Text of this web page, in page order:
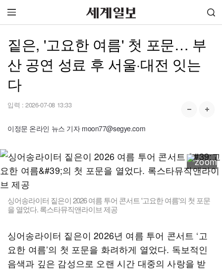
짙은, '고요한 여름' 첫 포문… 부
산 공연 성료 후 서울·대전 잇는
다
입력 : 2026-07-08 13:33
이정문 온라인 뉴스 기자 moon77@segye.com
싱어송라이터 짙은이 2026 여름 투어 콘서트 '고요한 여름'의 첫 포문
을 열었다. 록스타뮤직앤라이브 제공
싱어송라이터 짙은이 2026년 여름 투어 콘서트 ‘고
요한 여름’의 첫 포문을 화려하게 열었다. 독보적인
음색과 깊은 감성으로 오랜 시간 대중의 사랑을 받